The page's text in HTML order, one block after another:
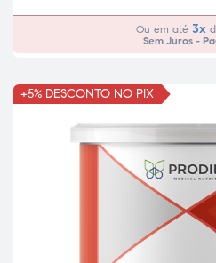
Ou em até 3x
Sem Juros -
+5% DESCONTO NO PIX